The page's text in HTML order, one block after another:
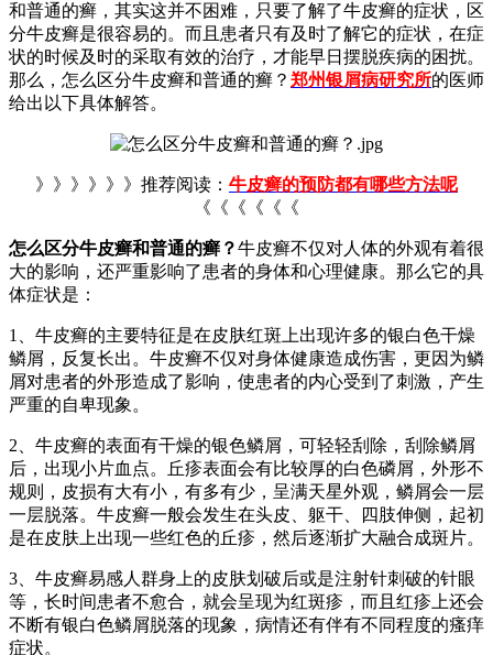
和普通的癣，其实这并不困难，只要了解了牛皮癣的症状，区
分牛皮癣是很容易的。而且患者只有及时了解它的症状，在症
状的时候及时的采取有效的治疗，才能早日摆脱疾病的困扰。
那么，怎么区分牛皮癣和普通的癣？ 郑州银屑病研究所的医师
给出以下具体解答。
》》》》》》推荐阅读： 牛皮癣的预防都有哪些方法呢
《《《《《《
怎么区分牛皮癣和普通的癣？牛皮癣不仅对人体的外观有着很
大的影响，还严重影响了患者的身体和心理健康。那么它的具
体症状是：
1、牛皮癣的主要特征是在皮肤红斑上出现许多的银白色干燥
鳞屑，反复长出。牛皮癣不仅对身体健康造成伤害，更因为鳞
屑对患者的外形造成了影响，使患者的内心受到了刺激，产生
严重的自卑现象。
2、牛皮癣的表面有干燥的银色鳞屑，可轻轻刮除，刮除鳞屑
后，出现小片血点。丘疹表面会有比较厚的白色磷屑，外形不
规则，皮损有大有小，有多有少，呈满天星外观，鳞屑会一层
一层脱落。牛皮癣一般会发生在头皮、躯干、四肢伸侧，起初
是在皮肤上出现一些红色的丘疹，然后逐渐扩大融合成斑片。
3、牛皮癣易感人群身上的皮肤划破后或是注射针刺破的针眼
等，长时间患者不愈合，就会呈现为红斑疹，而且红疹上还会
不断有银白色鳞屑脱落的现象，病情还有伴有不同程度的瘙痒
症状。